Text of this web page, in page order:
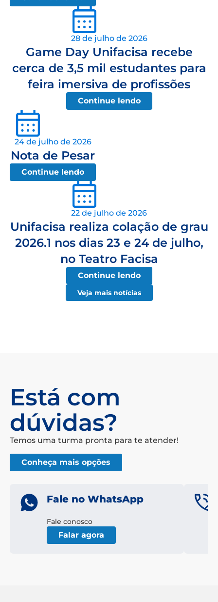
28 de julho de 2026
Game Day Unifacisa recebe
cerca de 3,5 mil estudantes para
feira imersiva de profissões
Continue lendo
24 de julho de 2026
Nota de Pesar
Continue lendo
22 de julho de 2026
Unifacisa realiza colação de grau
2026.1 nos dias 23 e 24 de julho,
no Teatro Facisa
Continue lendo
Veja mais notícias
Está com
dúvidas?
Temos uma turma pronta para te atender!
Conheça mais opções
Fale no WhatsApp
Fale conosco
Falar agora